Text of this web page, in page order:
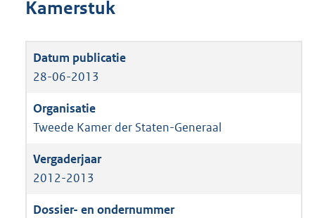
Kamerstuk
28-06-2013
Tweede Kamer der Staten-Generaal
2012-2013